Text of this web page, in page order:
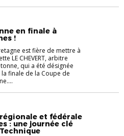
en finale à
!
est fière de mettre à
LE CHEVERT, arbitre
qui a été désignée
finale de la Coupe de
et fédérale
: une journée clé